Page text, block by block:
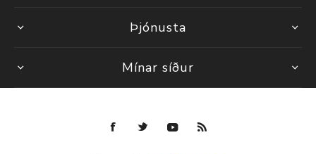
Þjónusta
Mínar síður